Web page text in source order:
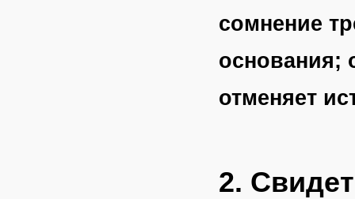
сомнение
основания;
отменяет
2.